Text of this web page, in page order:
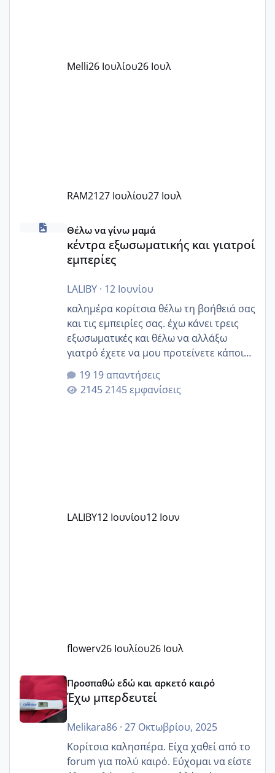
Εγώ πήγα σε έναν ιδιωτικό παιδικό στ
Melli26 Ιουλίου26 Ιουλ
RAM2127 Ιουλίου27 Ιουλ
κέντρα εξωσωματικής και γιατροί εμπερίες
Θέλω να γίνω μαμά
κέντρα εξωσωματικής και γιατροί
εμπερίες
LALIBY· 12 Ιουνίου
καλημέρα κορίτσια θέλω τη βοήθειά σας
και τις εμπειρίες σας. έχω κάνει τρεις
εξωσωματικές και θέλω να αλλάξω
γιατρό έχετε να μου προτείνετε κάποιον
που μείνατε ευχαριστημένες και είχατε
επιιτυχία? έκανα στο υγεία με τον
ζερβομανωλάκη (δεν το εψαξε καθόλου
19 απαντήσεις
2145 εμφανίσεις
LALIBY12 Ιουνίου12 Ιουν
flowerv26 Ιουλίου26 Ιουλ
Έχω μπερδευτεί
Προσπαθώ εδώ και αρκετό καιρό
Έχω μπερδευτεί
Melikara86· 27 Οκτωβρίου, 2025
Κορίτσια καλησπέρα. Είχα χαθεί από το
forum για πολύ καιρό. Εύχομαι να είστε